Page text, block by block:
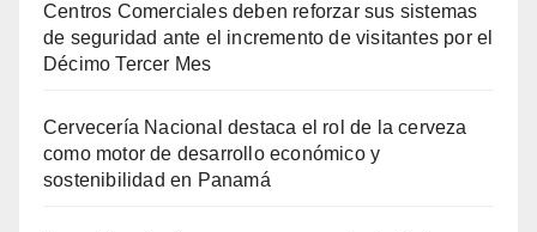
Centros Comerciales deben reforzar sus sistemas
de seguridad ante el incremento de visitantes por el
Décimo Tercer Mes
Cervecería Nacional destaca el rol de la cerveza
como motor de desarrollo económico y
sostenibilidad en Panamá